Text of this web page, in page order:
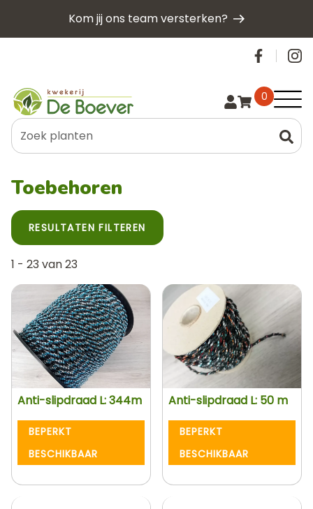
naar
gaan
Kom jij ons team versterken?
Social
0
Toebehoren
RESULTATEN FILTEREN
1 - 23 van23
Anti-slipdraad L: 344m
BEPERKT
BESCHIKBAAR
Anti-slipdraad L: 50 m
BEPERKT
BESCHIKBAAR